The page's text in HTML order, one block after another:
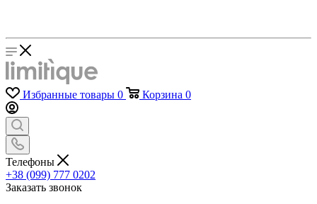
Избранные товары 0 Корзина 0
Телефоны
+38 (099) 777 0202
Заказать звонок